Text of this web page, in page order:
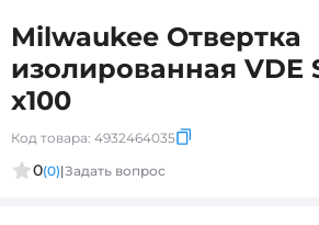
Milwaukee Отвертка
изолированная VDE
x100
Код товара: 4932464035
0(0)|Задать вопрос